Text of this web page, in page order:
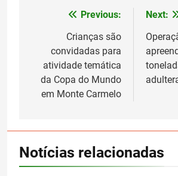
Navegação
Post
Previous:
Crianças são
convidadas para
atividade temática
da Copa do Mundo
em Monte Carmelo
Next:
Notícias relacionadas